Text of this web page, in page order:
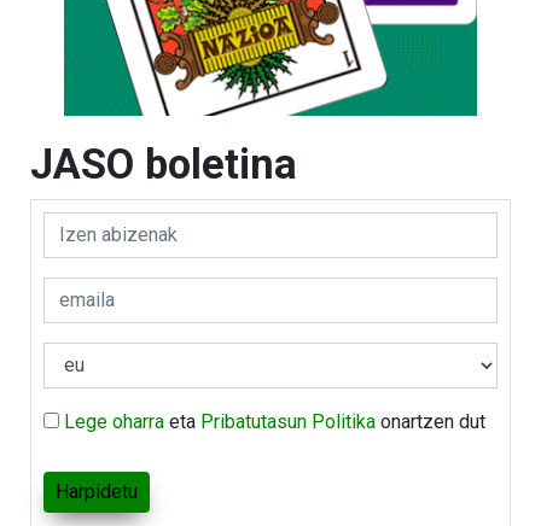
JASO boletina
Lege oharra eta Pribatutasun Politika onartzen dut